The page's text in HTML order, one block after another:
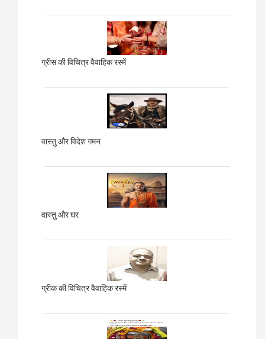
ग्रीस की विचित्र वैवाहिक रस्में
वास्तु और विदेश गमन
वास्तु और घर
ग्रीक की विचित्र वैवाहिक रस्में